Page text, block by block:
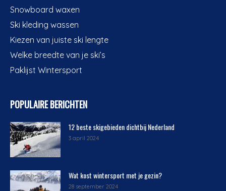
Snowboard waxen
Ski kleding wassen
Kiezen van juiste ski lengte
Welke breedte van je ski’s
Paklijst Wintersport
POPULAIRE BERICHTEN
12 beste skigebieden dichtbij Nederland
3 april 2024
Wat kost wintersport met je gezin?
28 september 2024